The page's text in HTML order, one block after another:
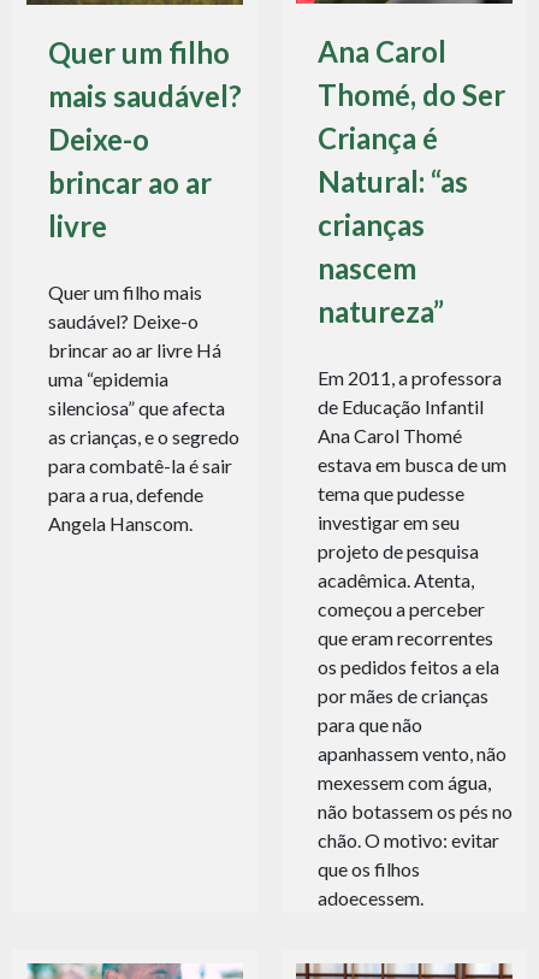
Quer um filho
mais saudável?
Deixe-o
brincar ao ar
livre
Quer um filho mais
saudável? Deixe-o
brincar ao ar livre Há
uma “epidemia
silenciosa” que afecta
as crianças, e o segredo
para combatê-la é sair
para a rua, defende
Angela Hanscom.
Ana Carol
Thomé, do Ser
Criança é
Natural: “as
crianças
nascem
natureza”
Em 2011, a professora
de Educação Infantil
Ana Carol Thomé
estava em busca de um
tema que pudesse
investigar em seu
projeto de pesquisa
acadêmica. Atenta,
começou a perceber
que eram recorrentes
os pedidos feitos a ela
por mães de crianças
para que não
apanhassem vento, não
mexessem com água,
não botassem os pés no
chão. O motivo: evitar
que os filhos
adoecessem.